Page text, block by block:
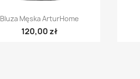
Szybki podgląd
Bluza Męska ArturHome
120,00 zł